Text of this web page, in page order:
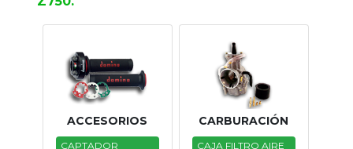
Campa
Nuevos
Motores
Usados
ACCESORIOS
CAPTADOR
CARBURACIÓN
CAJA FILTRO AIRE